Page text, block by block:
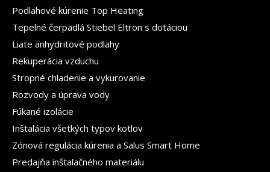
Podlahové kúrenie Top Heating
Tepelné čerpadlá Stiebel Eltron s dotáciou
Liate anhydritové podlahy
Rekuperácia vzduchu
Stropné chladenie a vykurovanie
Rozvody a úprava vody
Fúkané izolácie
Inštalácia všetkých typov kotlov
Zónová regulácia kúrenia a Salus Smart Home
Predajňa inštalačného materiálu